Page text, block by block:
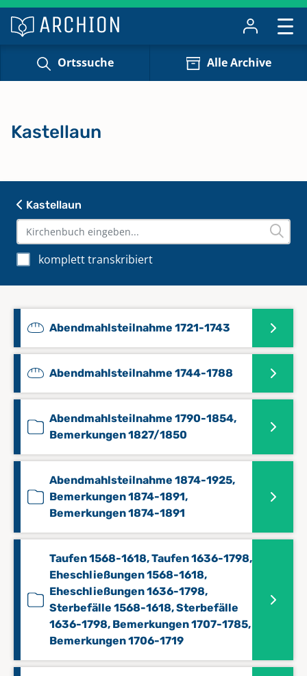
Ortssuche Alle Archive
Kastellaun
komplett transkribiert
Abendmahlsteilnahme 1721-1743
Abendmahlsteilnahme 1744-1788
Abendmahlsteilnahme 1790-1854,
Bemerkungen 1827/1850
Abendmahlsteilnahme 1874-1925,
Bemerkungen 1874-1891,
Bemerkungen 1874-1891
Taufen 1568-1618, Taufen 1636-1798,
Eheschließungen 1568-1618,
Eheschließungen 1636-1798,
Sterbefälle 1568-1618, Sterbefälle
1636-1798, Bemerkungen 1707-1785,
Bemerkungen 1706-1719
Kastellaun